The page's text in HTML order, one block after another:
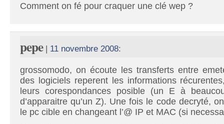
Comment on fé pour craquer une clé wep ?
pepe| 11 novembre 2008:
grossomodo, on écoute les transferts entre
des logiciels reperent les informations
leurs corespondances posible (un E à
d’apparaitre qu’un Z). Une fois le code decryté,
le pc cible en changeant l’@ IP et MAC (si